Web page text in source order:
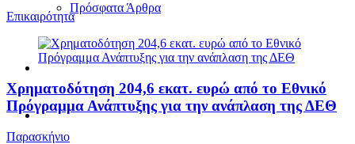
Πρόσφατα Άρθρα
Επικαιρότητα
Χρηματοδότηση 204,6 εκατ. ευρώ από το Εθνικό
Πρόγραμμα Ανάπτυξης για την ανάπλαση της ΔΕΘ
Παρασκήνιο